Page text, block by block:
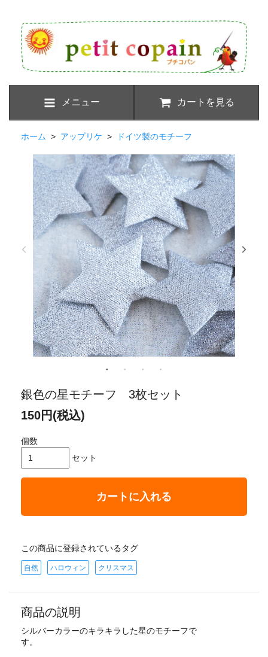
メニュー カートを見る
ホーム > アップリケ > ドイツ製のモチーフ
銀色の星モチーフ 3枚セット
150円(税込)
個数
セット
カートに入れる
この商品に登録されているタグ
自然 ハロウィン クリスマス
商品の説明
シルバーカラーのキラキラした星のモチーフで
す。